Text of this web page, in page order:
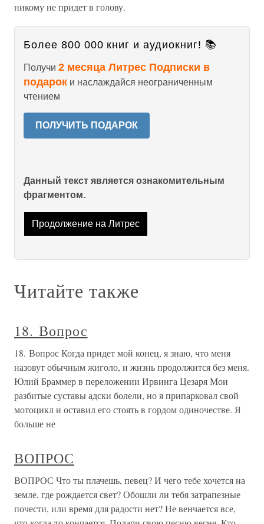
никому не придет в голову.
Более 800 000 книг и аудиокниг! 📚
Получи 2 месяца Литрес Подписки в
подарок и наслаждайся неограниченным
чтением
ПОЛУЧИТЬ ПОДАРОК
Данный текст является ознакомительным
фрагментом.
Продолжение на Литрес
Читайте также
18. Вопрос
18. Вопрос Когда придет мой конец, я знаю, что меня
назовут обычным жиголо, и жизнь продолжится без меня.
Юлий Браммер в переложении Ирвинга Цезаря Мои
разбитые суставы адски болели, но я припарковал свой
мотоцикл и оставил его стоять в гордом одиночестве. Я
больше не
ВОПРОС
ВОПРОС Что ты плачешь, певец? И чего тебе хочется на
земле, где рождается свет? Обошли ли тебя затрапезные
почести, или время для радости нет? Не венчается все,